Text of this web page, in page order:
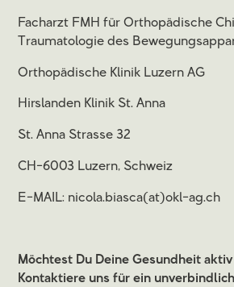
Facharzt FMH für Orthopädische
Traumatologie des
Orthopädische Klinik Luzern AG
Hirslanden Klinik St. Anna
St. Anna Strasse 32
CH-6003 Luzern, Schweiz
E-MAIL: nicola.biasca(at)okl-ag.ch
Möchtest Du Deine Gesundheit
Kontaktiere uns für ein